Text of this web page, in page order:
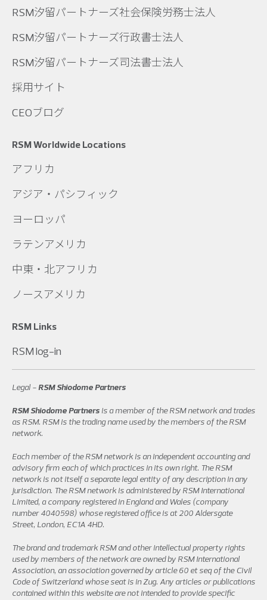
RSM汐留パートナーズ社会保険労務士法人
RSM汐留パートナーズ行政書士法人
RSM汐留パートナーズ司法書士法人
採用サイト
CEOブログ
RSM Worldwide Locations
アフリカ
アジア・パシフィック
ヨーロッパ
ラテンアメリカ
中東・北アフリカ
ノースアメリカ
RSM Links
RSM log-in
Legal -RSM Shiodome Partners
RSM Shiodome Partners is a member of the RSM network and trades
as RSM. RSM is the trading name used by the members of the RSM
network.
Each member of the RSM network is an independent accounting and
advisory firm each of which practices in its own right. The RSM
network is not itself a separate legal entity of any description in any
jurisdiction. The RSM network is administered by RSM International
Limited, a company registered in England and Wales (company
number 4040598) whose registered office is at 200 Aldersgate
Street, London, EC1A 4HD.
The brand and trademark RSM and other intellectual property rights
used by members of the network are owned by RSM International
Association, an association governed by article 60 et seq of the Civil
Code of Switzerland whose seat is in Zug. Any articles or publications
contained within this website are not intended to provide specific